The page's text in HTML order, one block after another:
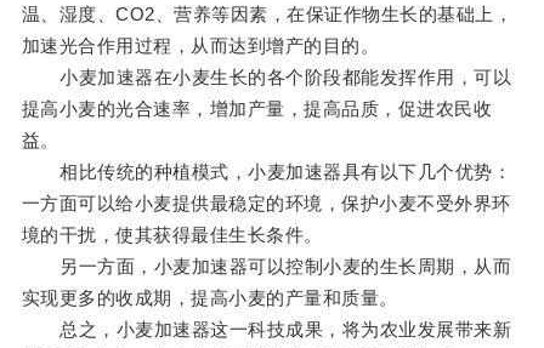
温、湿度、CO2、营养等因素，在保证作物生长的基础上，
加速光合作用过程，从而达到增产的目的。
小麦加速器在小麦生长的各个阶段都能发挥作用，可以
提高小麦的光合速率，增加产量，提高品质，促进农民收
益。
相比传统的种植模式，小麦加速器具有以下几个优势：
一方面可以给小麦提供最稳定的环境，保护小麦不受外界环
境的干扰，使其获得最佳生长条件。
另一方面，小麦加速器可以控制小麦的生长周期，从而
实现更多的收成期，提高小麦的产量和质量。
总之，小麦加速器这一科技成果，将为农业发展带来新